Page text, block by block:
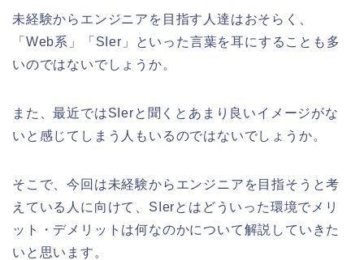
未経験からエンジニアを目指す人達はおそらく、
「Web系」「SIer」といった言葉を耳にすることも多
いのではないでしょうか。
また、最近ではSIerと聞くとあまり良いイメージがな
いと感じてしまう人もいるのではないでしょうか。
そこで、今回は未経験からエンジニアを目指そうと考
えている人に向けて、SIerとはどういった環境でメリ
ット・デメリットは何なのかについて解説していきた
いと思います。